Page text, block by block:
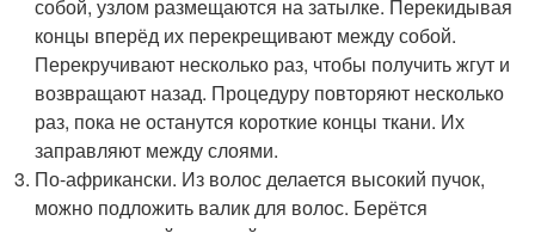
собой, узлом размещаются на затылке. Перекидывая
концы вперёд их перекрещивают между собой.
Перекручивают несколько раз, чтобы получить жгут и
возвращают назад. Процедуру повторяют несколько
раз, пока не останутся короткие концы ткани. Их
заправляют между слоями.
По-африкански. Из волос делается высокий пучок,
можно подложить валик для волос. Берётся